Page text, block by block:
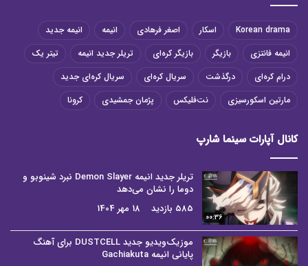
Korean drama اسکار اصغر فرهادی انیمه
انیمه جدید
انیمه فانتزی
بازیگر بازیگر کره‌ای تریلر جدید انیمه
تیتر یک
درام کره‌ای
درگذشت سریال کره‌ای
سریال کره‌ای جدید
مارتین اسکورسیزی
نت‌فلیکس پژمان جمشیدی کرونا
کانال آپارات سینما شارپ
00:36
تریلر جدید انیمه Demon Slayer نبرد شینوبو و
دوما را نشان می‌دهد
585 بازدید
18 مهر 1404
موزیک‌ویدیو جدید DUSTCELL برای آهنگ
پایانی انیمه Gachiakuta